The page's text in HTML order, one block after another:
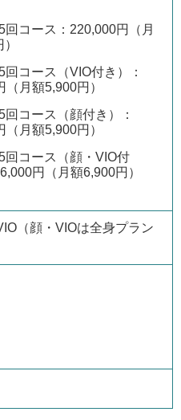
回コース：220,000円（月
回コース（VIO付き）：
（月額5,900円）
回コース（顔付き）：
（月額5,900円）
回コース（顔・VIO付
円（月額6,900円）
（顔・VIOは全身プラン